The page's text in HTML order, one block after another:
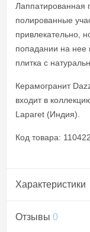
Лаппатированная
полированные
привлекательно,
попадании на нее
плитка с
Керамогранит
входит в
Laparet (Индия).
Код товара: 110422
Характеристики
Отзывы 0